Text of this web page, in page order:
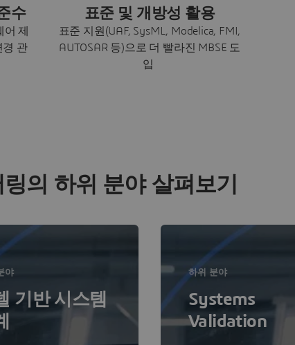
수
제
경 관
표준 및 개방성 활용
표준 지원(UAF, SysML, Modelica, FMI,
AUTOSAR 등)으로 더 빨라진 MBSE 도
입
의 하위 분야 살펴보기
야
기반 시스템
하위 분야
Systems
Validation